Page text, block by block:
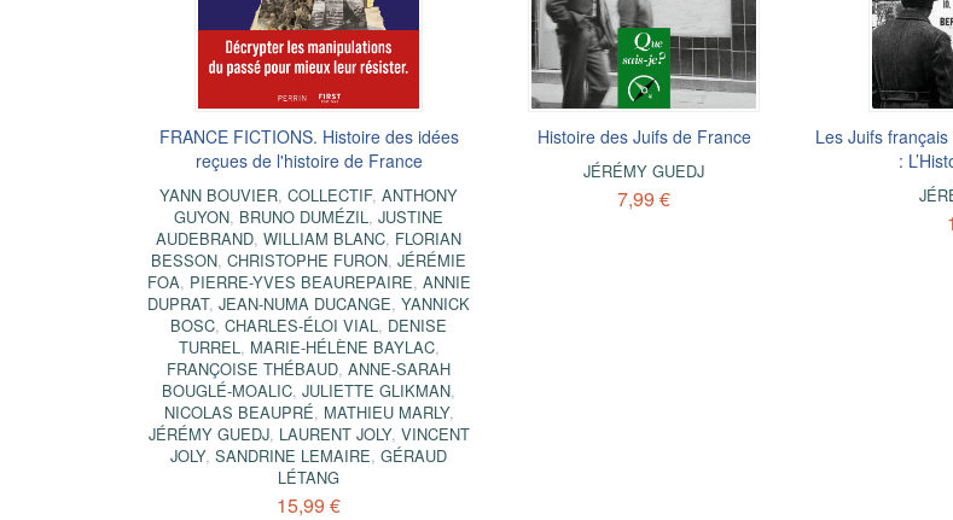
FRANCE FICTIONS. Histoire des idées
reçues de l'histoire de France
YANN BOUVIER,COLLECTIF,ANTHONY
GUYON, BRUNO DUMÉZIL ,JUSTINE
AUDEBRAND,WILLIAM BLANC, FLORIAN
BESSON,CHRISTOPHE FURON,JÉRÉMIE
FOA, PIERRE-YVES BEAUREPAIRE, ANNIE
DUPRAT,JEAN-NUMA DUCANGE,YANNICK
BOSC,CHARLES-ÉLOI VIAL , DENISE
TURREL , MARIE-HÉLÈNE BAYLAC,
FRANÇOISE THÉBAUD,ANNE-SARAH
BOUGLÉ-MOALIC,JULIETTE GLIKMAN,
NICOLAS BEAUPRÉ, MATHIEU MARLY,
JÉRÉMY GUEDJ, LAURENT JOLY, VINCENT
JOLY,SANDRINE LEMAIRE,GÉRAUD
LÉTANG
15,99 €
Histoire des Juifs de France
JÉRÉMY GUEDJ
7,99 €
Les Juifs
: